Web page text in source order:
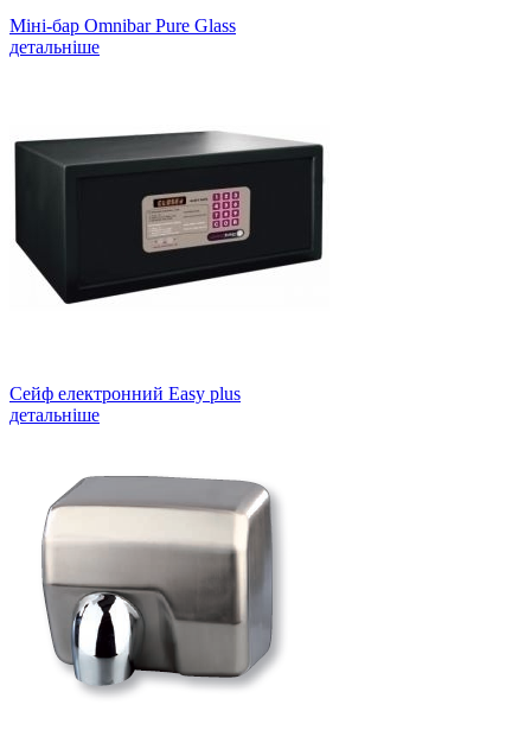
Міні-бар Omnibar Pure Glass
детальніше
Сейф електронний Easy plus
детальніше